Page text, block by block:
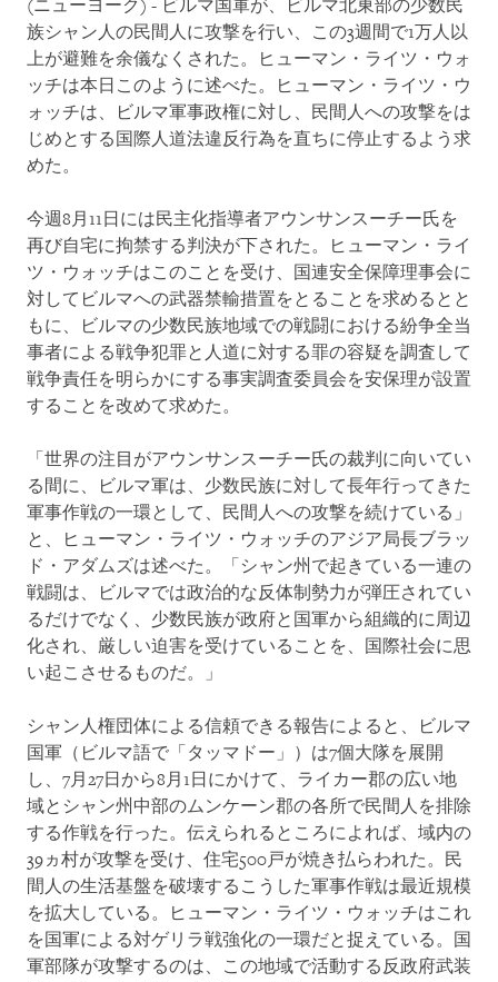
(ニューヨーク) - ビルマ国軍が、ビルマ北東部の少数民
族シャン人の民間人に攻撃を行い、この3週間で1万人以
上が避難を余儀なくされた。ヒューマン・ライツ・ウォ
ッチは本日このように述べた。ヒューマン・ライツ・ウ
ォッチは、ビルマ軍事政権に対し、民間人への攻撃をは
じめとする国際人道法違反行為を直ちに停止するよう求
めた。
今週8月11日には民主化指導者アウンサンスーチー氏を
再び自宅に拘禁する判決が下された。ヒューマン・ライ
ツ・ウォッチはこのことを受け、国連安全保障理事会に
対してビルマへの武器禁輸措置をとることを求めるとと
もに、ビルマの少数民族地域での戦闘における紛争全当
事者による戦争犯罪と人道に対する罪の容疑を調査して
戦争責任を明らかにする事実調査委員会を安保理が設置
することを改めて求めた。
「世界の注目がアウンサンスーチー氏の裁判に向いてい
る間に、ビルマ軍は、少数民族に対して長年行ってきた
軍事作戦の一環として、民間人への攻撃を続けている」
と、ヒューマン・ライツ・ウォッチのアジア局長ブラッ
ド・アダムズは述べた。「シャン州で起きている一連の
戦闘は、ビルマでは政治的な反体制勢力が弾圧されてい
るだけでなく、少数民族が政府と国軍から組織的に周辺
化され、厳しい迫害を受けていることを、国際社会に思
い起こさせるものだ。」
シャン人権団体による信頼できる報告によると、ビルマ
国軍（ビルマ語で「タッマドー」）は7個大隊を展開
し、7月27日から8月1日にかけて、ライカー郡の広い地
域とシャン州中部のムンケーン郡の各所で民間人を排除
する作戦を行った。伝えられるところによれば、域内の
39ヵ村が攻撃を受け、住宅500戸が焼き払らわれた。民
間人の生活基盤を破壊するこうした軍事作戦は最近規模
を拡大している。ヒューマン・ライツ・ウォッチはこれ
を国軍による対ゲリラ戦強化の一環だと捉えている。国
軍部隊が攻撃するのは、この地域で活動する反政府武装